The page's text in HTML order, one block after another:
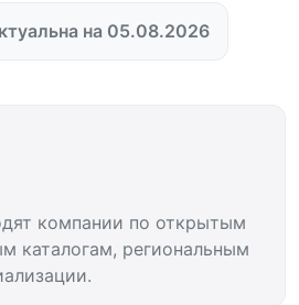
на 05.08.2026
компании по открытым
каталогам, региональным